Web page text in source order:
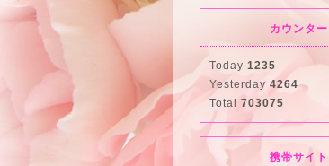
カウンター
Today 1235
Yesterday 4264
Total 703075
携帯サイト